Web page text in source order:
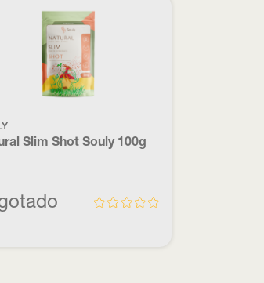
Slim Shot Souly 100g